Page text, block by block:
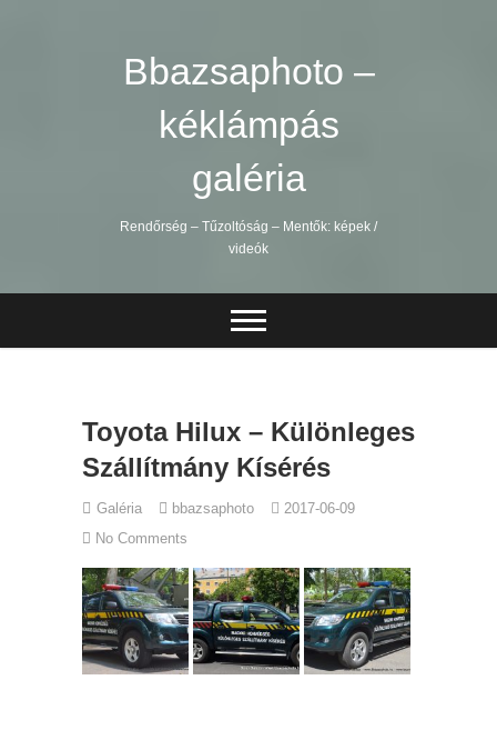
Bbazsaphoto –
kéklámpás
galéria
Rendőrség – Tűzoltóság – Mentők: képek /
videók
Toyota Hilux – Különleges
Szállítmány Kísérés
Galéria bbazsaphoto
2017-06-09
No Comments